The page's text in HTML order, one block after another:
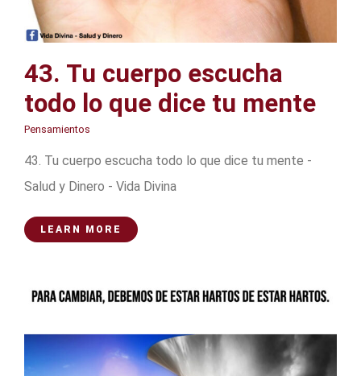
43. Tu cuerpo escucha
todo lo que dice tu mente
Pensamientos
43. Tu cuerpo escucha todo lo que dice tu mente -
Salud y Dinero - Vida Divina
LEARN MORE